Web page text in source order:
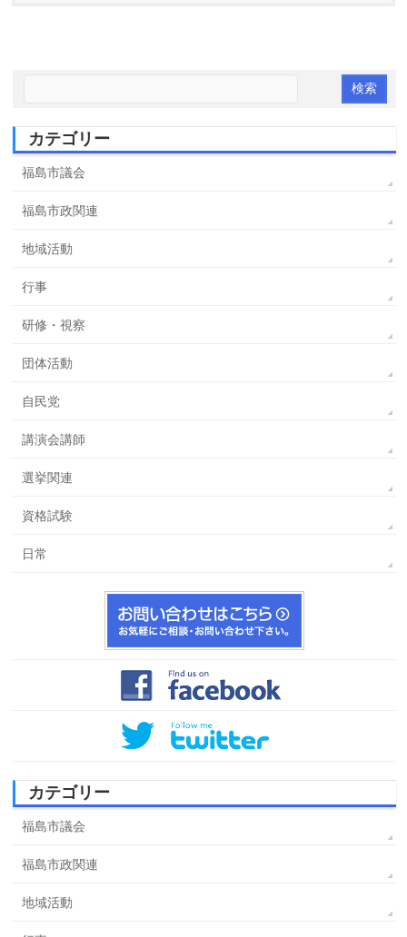
カテゴリー
福島市議会
福島市政関連
地域活動
行事
研修・視察
団体活動
自民党
講演会講師
選挙関連
資格試験
日常
カテゴリー
福島市議会
福島市政関連
地域活動